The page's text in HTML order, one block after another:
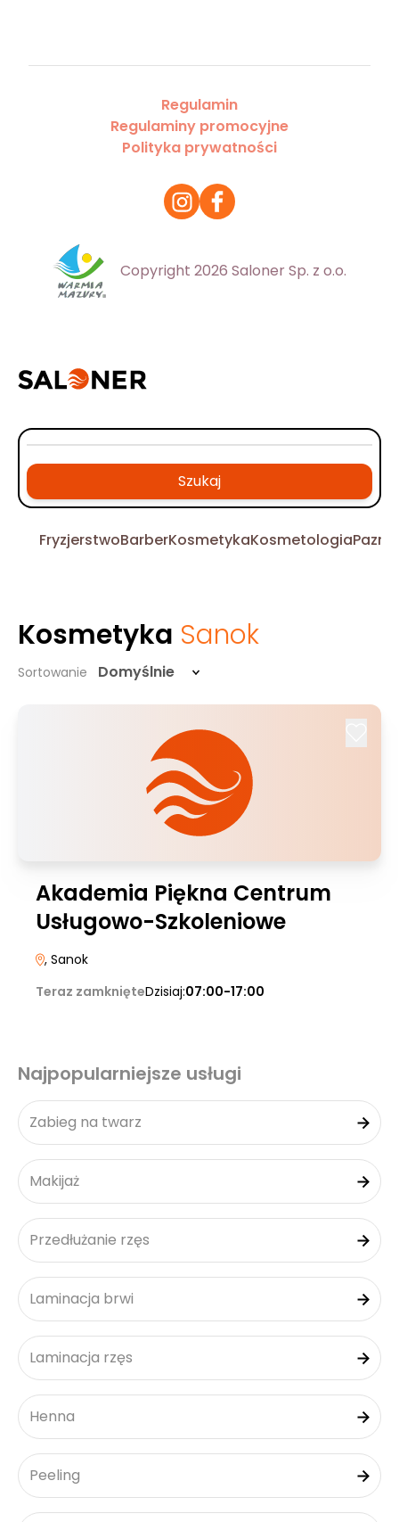
Regulamin
Regulaminy promocyjne
Polityka prywatności
Copyright 2026 Saloner Sp. z o.o.
Szukaj
FryzjerstwoBarberKosmetykaKosmetologia
Kosmetyka Sanok
Sortowanie Domyślnie
Akademia Piękna Centrum
Usługowo-Szkoleniowe
, Sanok
Teraz zamknięteDzisiaj:07:00-17:00
Najpopularniejsze usługi
Zabieg na twarz
Makijaż
Przedłużanie rzęs
Laminacja brwi
Laminacja rzęs
Henna
Peeling